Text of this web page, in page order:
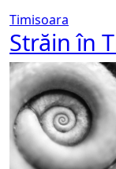
Timisoara
Străin în